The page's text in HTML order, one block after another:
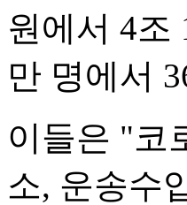
원에서 4조
만 명에서
이들은 "코
소, 운송수